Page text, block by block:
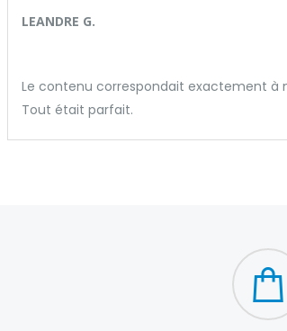
LEANDRE G.
Le contenu correspondait exactement
Tout était parfait.